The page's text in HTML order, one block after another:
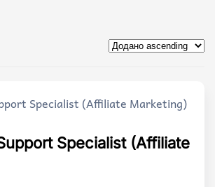
Specialist (Affiliate